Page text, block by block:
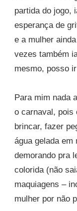
partida do jogo,
esperança de
e a mulher
vezes também
mesmo, posso
Para mim nada
o carnaval, pois
brincar, fazer
água gelada em
demorando pra
colorida (não
maquiagens –
mulher por não